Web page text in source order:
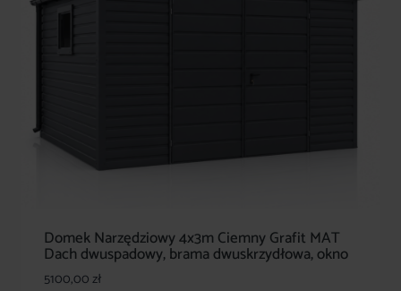
Domek Narzędziowy 4x3m Ciemny Grafit MAT
Dach dwuspadowy, brama dwuskrzydłowa, okno
5100,00zł